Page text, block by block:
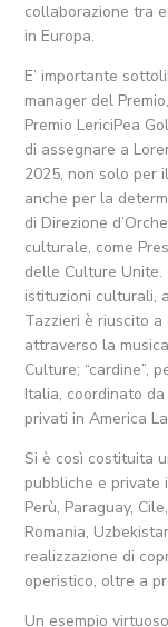
collaborazione tra
in Europa.
E’ importante
manager del
Premio LericiPea
di assegnare a
2025, non solo per
anche per la
di Direzione
culturale, come
delle Culture
istituzioni culturali,
Tazzieri è riuscito
attraverso la
Culture; “cardine”,
Italia, coordinato
privati in America
Si è così costituita
pubbliche e private
Perù, Paraguay,
Romania,
realizzazione di
operistico, oltre a
Un esempio